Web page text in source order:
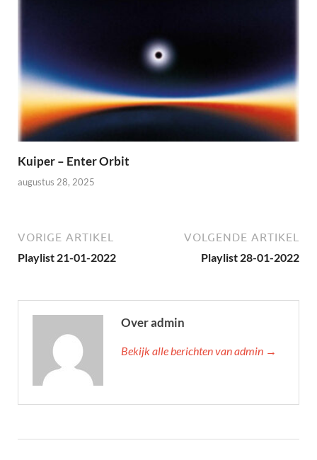
Kuiper – Enter Orbit
augustus 28, 2025
VORIGE ARTIKEL
Playlist 21-01-2022
VOLGENDE ARTIKEL
Playlist 28-01-2022
Over admin
Bekijk alle berichten van admin →